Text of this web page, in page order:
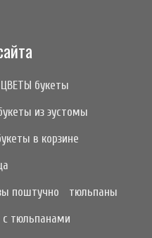
ЦВЕТЫ букеты
из эустомы
в корзине
поштучно
тюльпаны
с тюльпанами